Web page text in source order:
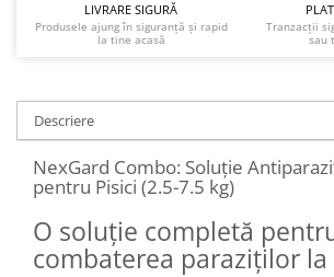
LIVRARE SIGURĂ
Produsele ajung în siguranță și rapid
la tine acasă
Tranzacții
sau
Descriere
NexGard Combo: Soluție
pentru Pisici (2.5-7.5 kg)
O soluție completă
combaterea paraziților la